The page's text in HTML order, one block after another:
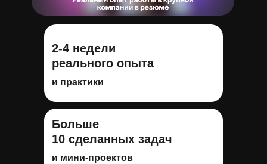
и практики
2-4 недели
реального опыта
и мини-проектов
Больше
10 сделанных задач